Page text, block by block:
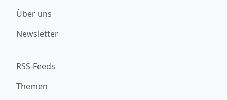
Über uns
Newsletter
RSS-Feeds
Themen